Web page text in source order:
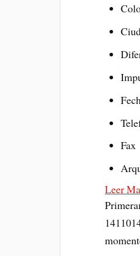
Fax
Leer